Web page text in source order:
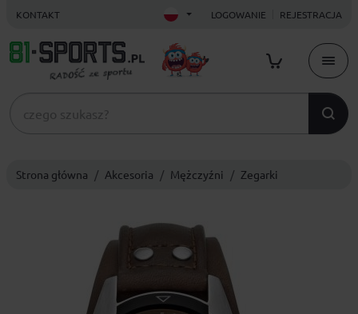
KONTAKT LOGOWANIE REJESTRACJA
Strona główna Akcesoria Mężczyźni Zegarki